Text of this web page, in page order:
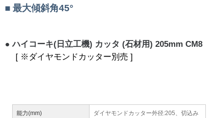
最大傾斜角45°
ハイコーキ(日立工機) カッタ (石材用) 205mm CM8
[ ※ダイヤモンドカッター別売 ]
能力(mm) ダイヤモンドカッター外径:205、切込み